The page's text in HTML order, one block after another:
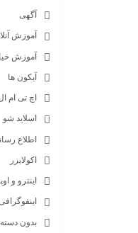
آگهی
آموزش
آموزش
آیکون ها
اچ تی ام
اسلاید شو
اطلاع
اکولایزر
اینترو و
بدون